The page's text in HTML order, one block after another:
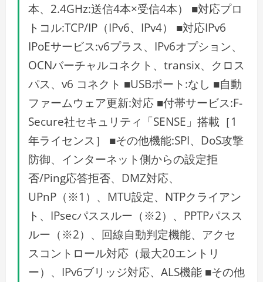
本、2.4GHz:送信4本×受信4本） ■対応プロ
トコル:TCP/IP（IPv6、IPv4） ■対応IPv6
IPoEサービス:v6プラス、IPv6オプション、
OCNバーチャルコネクト、transix、クロス
パス、v6 コネクト ■USBポート:なし ■自動
ファームウェア更新:対応 ■付帯サービス:F-
Secure社セキュリティ「SENSE」搭載［1
年ライセンス］ ■その他機能:SPI、DoS攻撃
防御、インターネット側からの設定拒
否/Ping応答拒否、DMZ対応、
UPnP（※1）、MTU設定、NTPクライアン
ト、IPsecパススルー（※2）、PPTPパスス
ルー（※2）、回線自動判定機能、アクセ
スコントロール対応（最大20エントリ
ー）、IPv6ブリッジ対応、ALS機能 ■その他